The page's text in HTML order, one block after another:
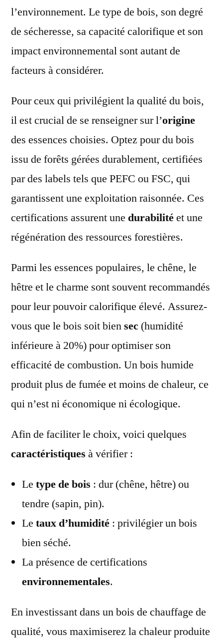
l’environnement. Le type de bois, son degré
de sécheresse, sa capacité calorifique et son
impact environnemental sont autant de
facteurs à considérer.
Pour ceux qui privilégient la qualité du bois,
il est crucial de se renseigner sur l’origine
des essences choisies. Optez pour du bois
issu de forêts gérées durablement, certifiées
par des labels tels que PEFC ou FSC, qui
garantissent une exploitation raisonnée. Ces
certifications assurent une durabilitéet une
régénération des ressources forestières.
Parmi les essences populaires, le chêne, le
hêtre et le charme sont souvent recommandés
pour leur pouvoir calorifique élevé. Assurez-
vous que le bois soit biensec (humidité
inférieure à 20%) pour optimiser son
efficacité de combustion. Un bois humide
produit plus de fumée et moins de chaleur, ce
qui n’est ni économique ni écologique.
Afin de faciliter le choix, voici quelques
caractéristiques à vérifier :
Le type de bois : dur (chêne, hêtre) ou
tendre (sapin, pin).
Le taux d’humidité : privilégier un bois
bien séché.
La présence de certifications
environnementales.
En investissant dans un bois de chauffage de
qualité, vous maximiserez la chaleur produite